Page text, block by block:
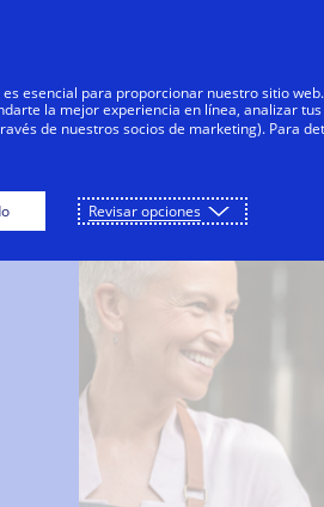
Negocios
esencial para proporcionar nuestro sitio
la mejor experiencia en línea, analizar
de nuestros socios de marketing). Para
Revisar opciones